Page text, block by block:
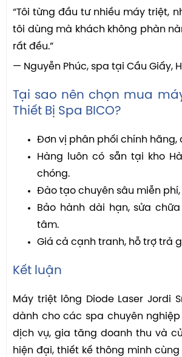
“Tôi từng đầu tư nhiều máy triệt,
tôi dùng mà khách không phàn
rất đều.”
— Nguyễn Phúc, spa tại Cầu Giấy,
Tại sao nên chọn mua
Thiết Bị Spa BICO?
Đơn vị phân phối chính hãng,
Hàng luôn có sẵn tại kho
chóng.
Đào tạo chuyên sâu miễn
Bảo hành dài hạn, sửa
tâm.
Giá cả cạnh tranh, hỗ trợ trả
Kết luận
Máy triệt lông Diode Laser Jordi
dành cho các spa chuyên
dịch vụ, gia tăng doanh thu và
hiện đại, thiết kế thông minh